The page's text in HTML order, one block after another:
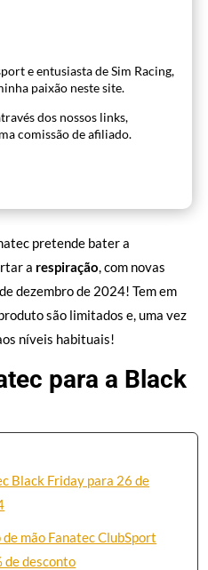
e entusiasta de Sim Racing,
paixão neste site.
dos nossos links,
comissão de afiliado.
pretende bater a
a respiração, com novas
dezembro de 2024! Tem em
são limitados e, uma vez
níveis habituais!
para a Black
Black Friday para 26 de
mão Fanatec ClubSport
de desconto